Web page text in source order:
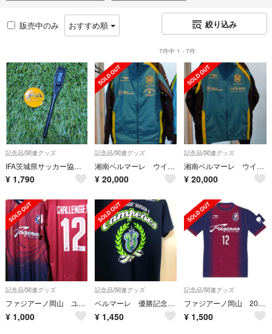
販売中のみ おすすめ順 絞り込み
7件中 1 - 7件
記念品/関連グッズ
IFA茨城県サッカー協会 トスコイン ペン
¥ 1,790
記念品/関連グッズ
湘南ベルマーレ ウインドブレーカー サイズL
¥ 20,000
記念品/関連グッズ
湘南ベルマーレ ウインドブレーカー サイズL
¥ 20,000
記念品/関連グッズ
ファジアーノ岡山 ユニフォームシャツ 非売品
¥ 1,000
記念品/関連グッズ
ベルマーレ 優勝記念Tシャツ
¥ 1,450
記念品/関連グッズ
ファジアーノ岡山 2018年Challenge1限定ユニフォーム PENALTY
¥ 1,500